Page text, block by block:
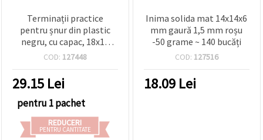
Terminații practice
pentru șnur din plastic
negru, cu capac, 18x12
mm – set 10 bucăți,
brățărilor și bijuteriilor
handmade
COD: 127448
29.15 Lei
pentru 1 pachet
REDUCERI
PENTRU CANTITATE
Inima solida mat 14x14x6
mm gaură 1,5 mm roșu
-50 grame ~ 140 bucăți
COD: 127516
18.09 Lei